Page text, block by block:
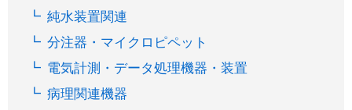
純水装置関連
分注器・マイクロピペット
電気計測・データ処理機器・装置
病理関連機器